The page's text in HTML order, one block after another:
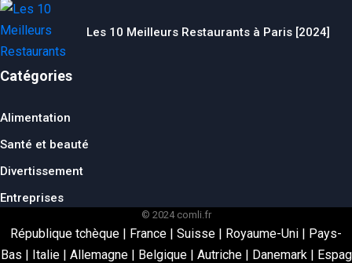
Les 10 Meilleurs Restaurants à Paris [2024]
Catégories
Alimentation
Santé et beauté
Divertissement
Entreprises
© 2024 comli.fr
République tchèque | France | Suisse | Royaume-Uni | Pays-
Bas | Italie| Allemagne| Belgique| Autriche| Danemark | Espag